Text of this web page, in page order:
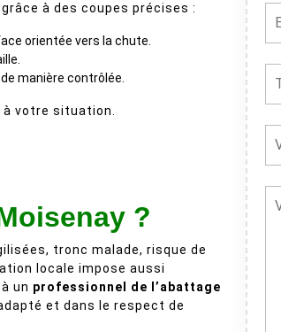
à des coupes précises :
orientée vers la chute.
manière contrôlée.
votre situation.
?
tronc malade, risque de
locale impose aussi
un professionnel de l’abattage
et dans le respect de